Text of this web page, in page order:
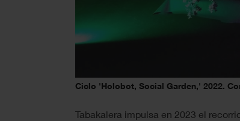
Ciclo 'Holobot, Social Garden,' 2022.
Tabakalera impulsa en 2023 el